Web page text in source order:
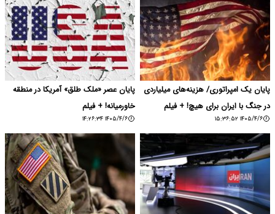
پایان یک امپراتوری/ هزینه‌های میلیاردی
در جنگ با ایران برای هیچ! + فیلم
۱۴۰۵/۴/۶ ۱۵:۳۶:۵۲
پایان عصر «ملک طلق» آمریکا در منطقه
خاورمیانه! + فیلم
۱۴۰۵/۴/۶ ۱۴:۲۶:۳۴